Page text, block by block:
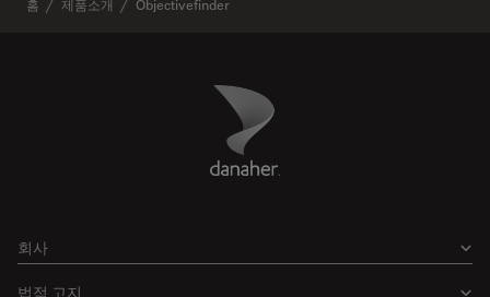
홈 제품소개 Objectivefinder
Danaher Logo
회사
법적 고지